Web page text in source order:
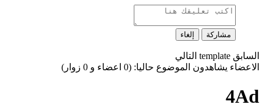
مشاركة إلغاء
السابق template التالي
الاعضاء يشاهدون الموضوع حاليا: (0 اعضاء و 0 زوار)
4Ad